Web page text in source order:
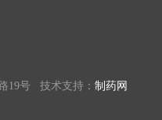
19号 技术支持： 制药网